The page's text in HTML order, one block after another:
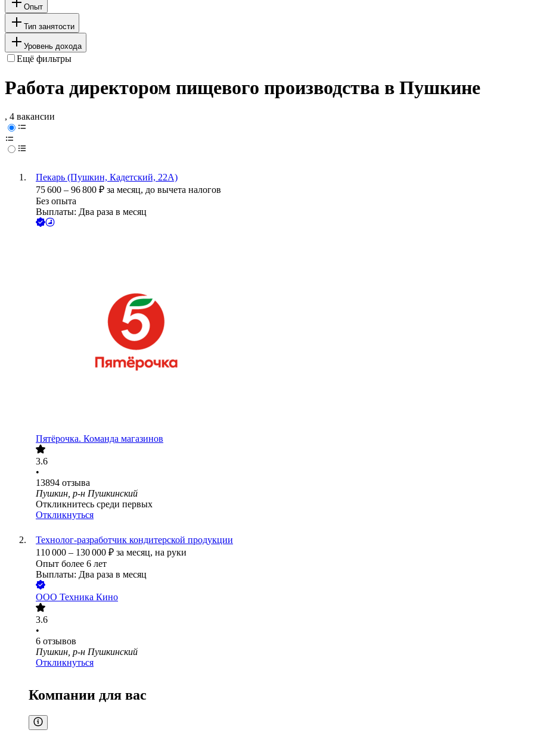
Опыт
Тип занятости
Уровень дохода
Ещё фильтры
Работа директором пищевого производства в Пушкине
, 4 вакансии
Пекарь (Пушкин, Кадетский, 22А)
75 600 – 96 800 ₽ за месяц, до вычета налогов
Без опыта
Выплаты: Два раза в месяц
Пятёрочка. Команда магазинов
3.6
•
13894 отзыва
Пушкин, р-н Пушкинский
Откликнитесь среди первых
Откликнуться
Технолог-разработчик кондитерской продукции
110 000 – 130 000 ₽ за месяц, на руки
Опыт более 6 лет
Выплаты: Два раза в месяц
ООО Техника Кино
3.6
•
6 отзывов
Пушкин, р-н Пушкинский
Откликнуться
Компании для вас